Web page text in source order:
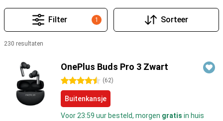
1
Filter Sorteer
230 resultaten
OnePlus Buds Pro 3 Zwart
4.5 sterren (62)
Buitenkansje
Voor 23:59 uur besteld, morgen gratis in huis